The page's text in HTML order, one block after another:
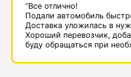
“Все отлично!
Подали автомобиль
Доставка уложилась в
Хороший перевозчик,
буду обращаться при